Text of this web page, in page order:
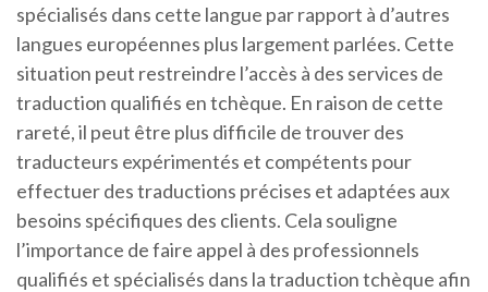
spécialisés dans cette langue par rapport à d’autres
langues européennes plus largement parlées. Cette
situation peut restreindre l’accès à des services de
traduction qualifiés en tchèque. En raison de cette
rareté, il peut être plus difficile de trouver des
traducteurs expérimentés et compétents pour
effectuer des traductions précises et adaptées aux
besoins spécifiques des clients. Cela souligne
l’importance de faire appel à des professionnels
qualifiés et spécialisés dans la traduction tchèque afin